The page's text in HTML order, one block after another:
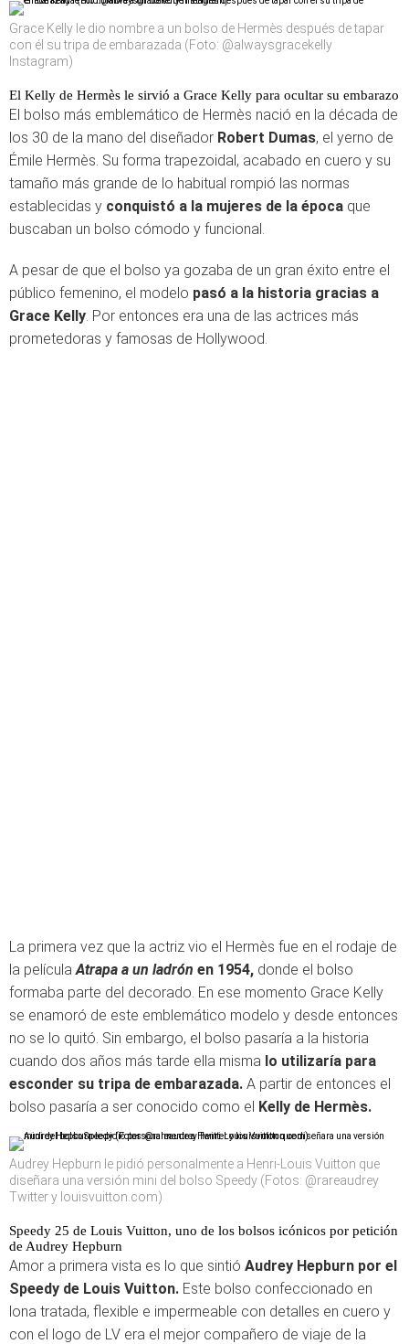
Grace Kelly le dio nombre a un bolso de Hermès después de tapar
con él su tripa de embarazada (Foto: @alwaysgracekelly
Instagram)
El Kelly de Hermès le sirvió a Grace Kelly para ocultar su embarazo
El bolso más emblemático de Hermès nació en la década de
los 30 de la mano del diseñador Robert Dumas, el yerno de
Émile Hermès. Su forma trapezoidal, acabado en cuero y su
tamaño más grande de lo habitual rompió las normas
establecidas y conquistó a la mujeres de la época que
buscaban un bolso cómodo y funcional.
A pesar de que el bolso ya gozaba de un gran éxito entre el
público femenino, el modelo pasó a la historia gracias a
Grace Kelly. Por entonces era una de las actrices más
prometedoras y famosas de Hollywood.
La primera vez que la actriz vio el Hermès fue en el rodaje de
la películaAtrapa a un ladrón en 1954, donde el bolso
formaba parte del decorado. En ese momento Grace Kelly
se enamoró de este emblemático modelo y desde entonces
no se lo quitó. Sin embargo, el bolso pasaría a la historia
cuando dos años más tarde ella misma lo utilizaría para
esconder su tripa de embarazada. A partir de entonces el
bolso pasaría a ser conocido como el Kelly de Hermès.
Audrey Hepburn le pidió personalmente a Henri-Louis Vuitton que
diseñara una versión mini del bolso Speedy (Fotos: @rareaudrey
Twitter y louisvuitton.com)
Speedy 25 de Louis Vuitton, uno de los bolsos icónicos por petición
de Audrey Hepburn
Amor a primera vista es lo que sintió Audrey Hepburn por el
Speedy de Louis Vuitton. Este bolso confeccionado en
lona tratada, flexible e impermeable con detalles en cuero y
con el logo de LV era el mejor compañero de viaje de la